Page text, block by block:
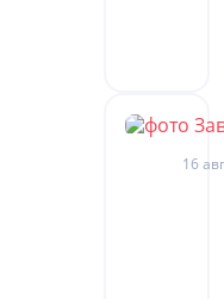
16